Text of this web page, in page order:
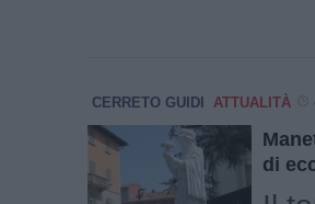
CERRETO GUIDI ATTUALITÀ
di